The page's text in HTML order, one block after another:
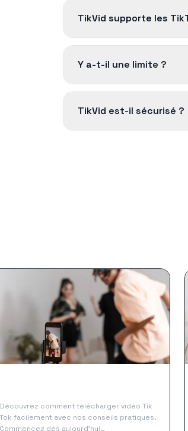
TikVid supporte les
Y a-t-il une limite ?
TikVid est-il sécurisé ?
Découvrez comment télécharger vidéo Tik
Tok facilement avec nos conseils pratiques.
Commencez dès aujourd'hui…